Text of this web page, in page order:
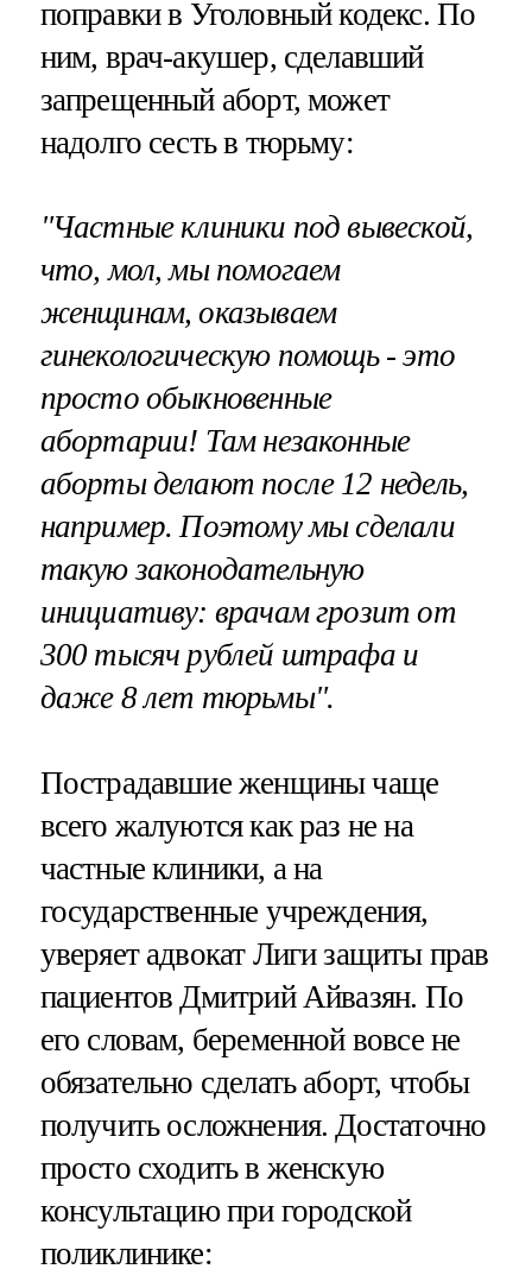
поправки в Уголовный кодекс. По
ним, врач-акушер, сделавший
запрещенный аборт, может
надолго сесть в тюрьму:
"Частные клиники под вывеской,
что, мол, мы помогаем
женщинам, оказываем
гинекологическую помощь - это
просто обыкновенные
абортарии! Там незаконные
аборты делают после 12 недель,
например. Поэтому мы сделали
такую законодательную
инициативу: врачам грозит от
300 тысяч рублей штрафа и
даже 8 лет тюрьмы".
Пострадавшие женщины чаще
всего жалуются как раз не на
частные клиники, а на
государственные учреждения,
уверяет адвокат Лиги защиты прав
пациентов Дмитрий Айвазян. По
его словам, беременной вовсе не
обязательно сделать аборт, чтобы
получить осложнения. Достаточно
просто сходить в женскую
консультацию при городской
поликлинике: